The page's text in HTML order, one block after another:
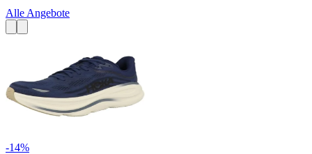
Alle Angebote
-14%